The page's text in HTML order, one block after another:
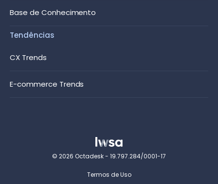
Base de Conhecimento
Tendências
CX Trends
E-commerce Trends
© 2026 Octadesk - 19.797.284/0001-17
Termos de Uso